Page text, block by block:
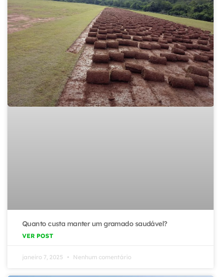
Quanto custa manter um gramado saudável?
VER POST
janeiro 7, 2025 Nenhum comentário